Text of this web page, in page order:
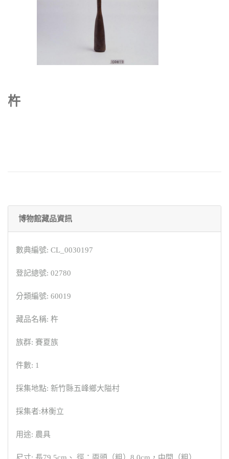
杵
博物館藏品資訊
數典編號: CL_0030197
登記總號: 02780
分類編號: 60019
藏品名稱: 杵
族群: 賽夏族
件數: 1
採集地點: 新竹縣五峰鄉大隘村
採集者:林衡立
用途: 農具
尺寸: 長79.5cm、 徑：兩頭（粗）8.0cm，中間（粗）